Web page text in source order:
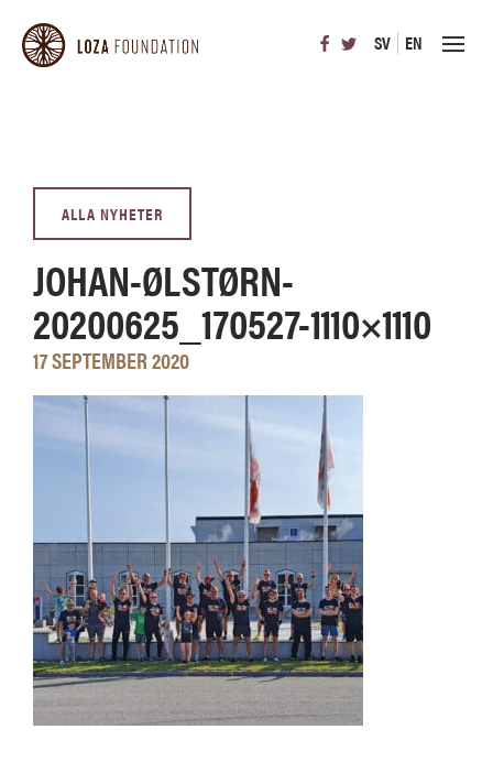
SV EN
ALLA NYHETER
JOHAN-ØLSTØRN-
20200625_170527-1110×1110
17 SEPTEMBER 2020